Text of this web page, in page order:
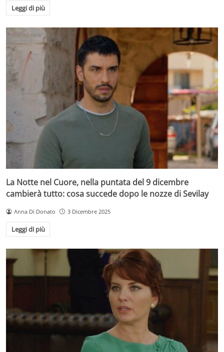
Leggi di più
La Notte nel Cuore, nella puntata del 9 dicembre
cambierà tutto: cosa succede dopo le nozze di Sevilay
Anna Di Donato 3 Dicembre 2025
Leggi di più